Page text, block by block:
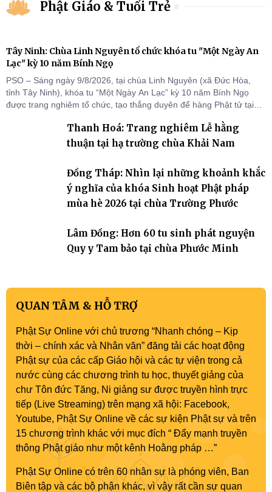
Phật Giáo & Tuổi Trẻ
Tây Ninh: Chùa Linh Nguyên tổ chức khóa tu "Một Ngày An
Lạc" kỳ 10 năm Bính Ngọ
PSO – Sáng ngày 9/8/2026, tại chùa Linh Nguyên (xã Đức Hòa,
tỉnh Tây Ninh), khóa tu “Một Ngày An Lạc” kỳ 10 năm Bính Ngọ
được trang nghiêm tổ chức, tạo thắng duyên để hàng Phật tử tại
Thanh Hoá: Trang nghiêm Lễ hằng
thuận tại hạ trường chùa Khải Nam
Đồng Tháp: Nhìn lại những khoảnh khắc
ý nghĩa của khóa Sinh hoạt Phật pháp
mùa hè 2026 tại chùa Trường Phước
Lâm Đồng: Hơn 60 tu sinh phát nguyện
Quy y Tam bảo tại chùa Phước Minh
QUAN TÂM & HỖ TRỢ
Phật Sự Online với chủ trương “Nhanh chóng – Kịp
thời – chính xác và Nhân văn” đăng tải các hoạt động
Phật sự của các cấp Giáo hội và các tự viện trong cả
nước cùng các chương trình tu học, thuyết giảng của
chư Tôn đức Tăng, Ni giảng sư được truyền hình trực
tiếp (Live Streaming) trên mạng xã hội: Facebook,
Youtube, Phật Sự Online về các sự kiện Phật sự và trên
15 chương trình khác với mục đích “ Đẩy mạnh truyền
thông Phật giáo như một kênh Hoằng pháp …”
Phật Sự Online có trên 60 nhân sự là phóng viên, Ban
Biên tập và các bộ phận khác, vì vậy rất cần sự quan